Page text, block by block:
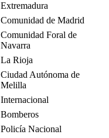
Extremadura
Comunidad de Madrid
Comunidad Foral de
Navarra
La Rioja
Ciudad Autónoma de
Melilla
Internacional
Bomberos
Policía Nacional